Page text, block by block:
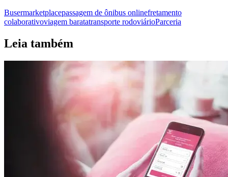
Busermarketplacepassagem de ônibus onlinefretamento
colaborativoviagem baratatransporte rodoviárioParceria
Leia também